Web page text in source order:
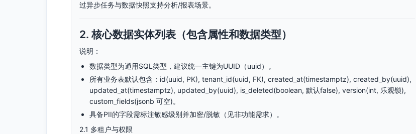
过异步任务与数据快照支持分析/报表场景。
2. 核心数据实体列表（包含属性和数据类型）
说明：
数据类型为通用SQL类型，建议统一主键为UUID（uuid）。
所有业务表默认包含：id(uuid, PK), tenant_id(uuid, FK), created_at(timestamptz), created_by(uuid),
updated_at(timestamptz), updated_by(uuid), is_deleted(boolean, 默认false), version(int, 乐观锁),
custom_fields(jsonb 可空)。
具备PII的字段需标注敏感级别并加密/脱敏（见非功能需求）。
2.1 多租户与权限